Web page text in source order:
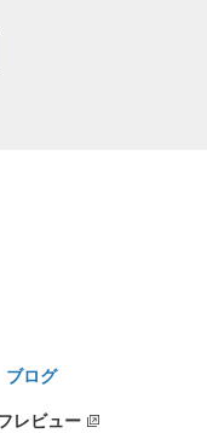
ブログ
レビュー